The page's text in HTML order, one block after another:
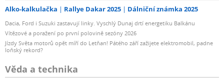
Alko-kalkulačka Rallye Dakar 2025 Dálniční známka 2025
Dacia, Ford i Suzuki zastavují linky. Vyschlý Dunaj drtí energetiku Balkánu
Vítězové a poražení po první polovině sezóny 2026
Jízdy Světa motorů opět míří do Letňan! Pátého září zažijete elektromobil, padne
loňský rekord?
Věda a technika